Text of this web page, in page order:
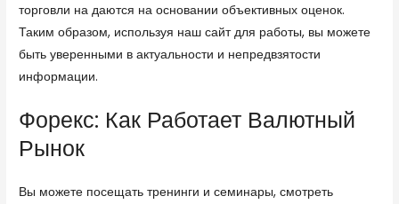
торговли на даются на основании объективных оценок.
Таким образом, используя наш сайт для работы, вы можете
быть уверенными в актуальности и непредвзятости
информации.
Форекс: Как Работает Валютный
Рынок
Вы можете посещать тренинги и семинары, смотреть